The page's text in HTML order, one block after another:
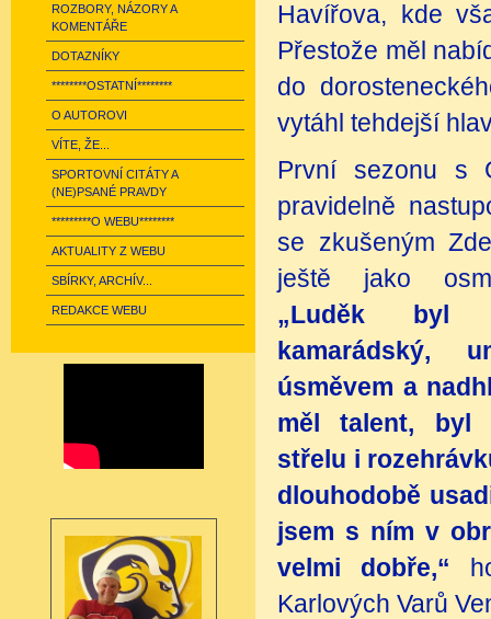
ROZBORY, NÁZORY A
KOMENTÁŘE
DOTAZNÍKY
********OSTATNÍ********
O AUTOROVI
VÍTE, ŽE...
SPORTOVNÍ CITÁTY A
(NE)PSANÉ PRAVDY
*********O WEBU********
AKTUALITY Z WEBU
SBÍRKY, ARCHÍV...
REDAKCE WEBU
Havířova, kde
Přestože měl
do
vytáhl tehdejší
První sezonu s
pravidelně
se zkušeným
ještě jako
„Luděk byl
úsměvem a
měl talent, byl
střelu i
dlouhodobě
jsem s ním v
velmi dobře,“
Karlových Varů